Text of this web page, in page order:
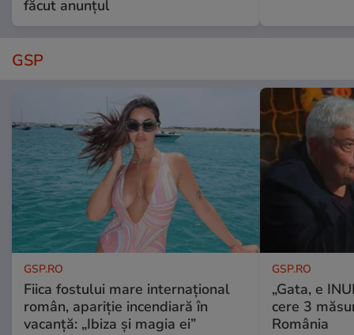
făcut anunțul
GSP
GSP.RO
Fiica fostului mare internațional
român, apariție incendiară în
vacanță: „Ibiza și magia ei”
GSP.RO
„Gata, e
cere 3
România